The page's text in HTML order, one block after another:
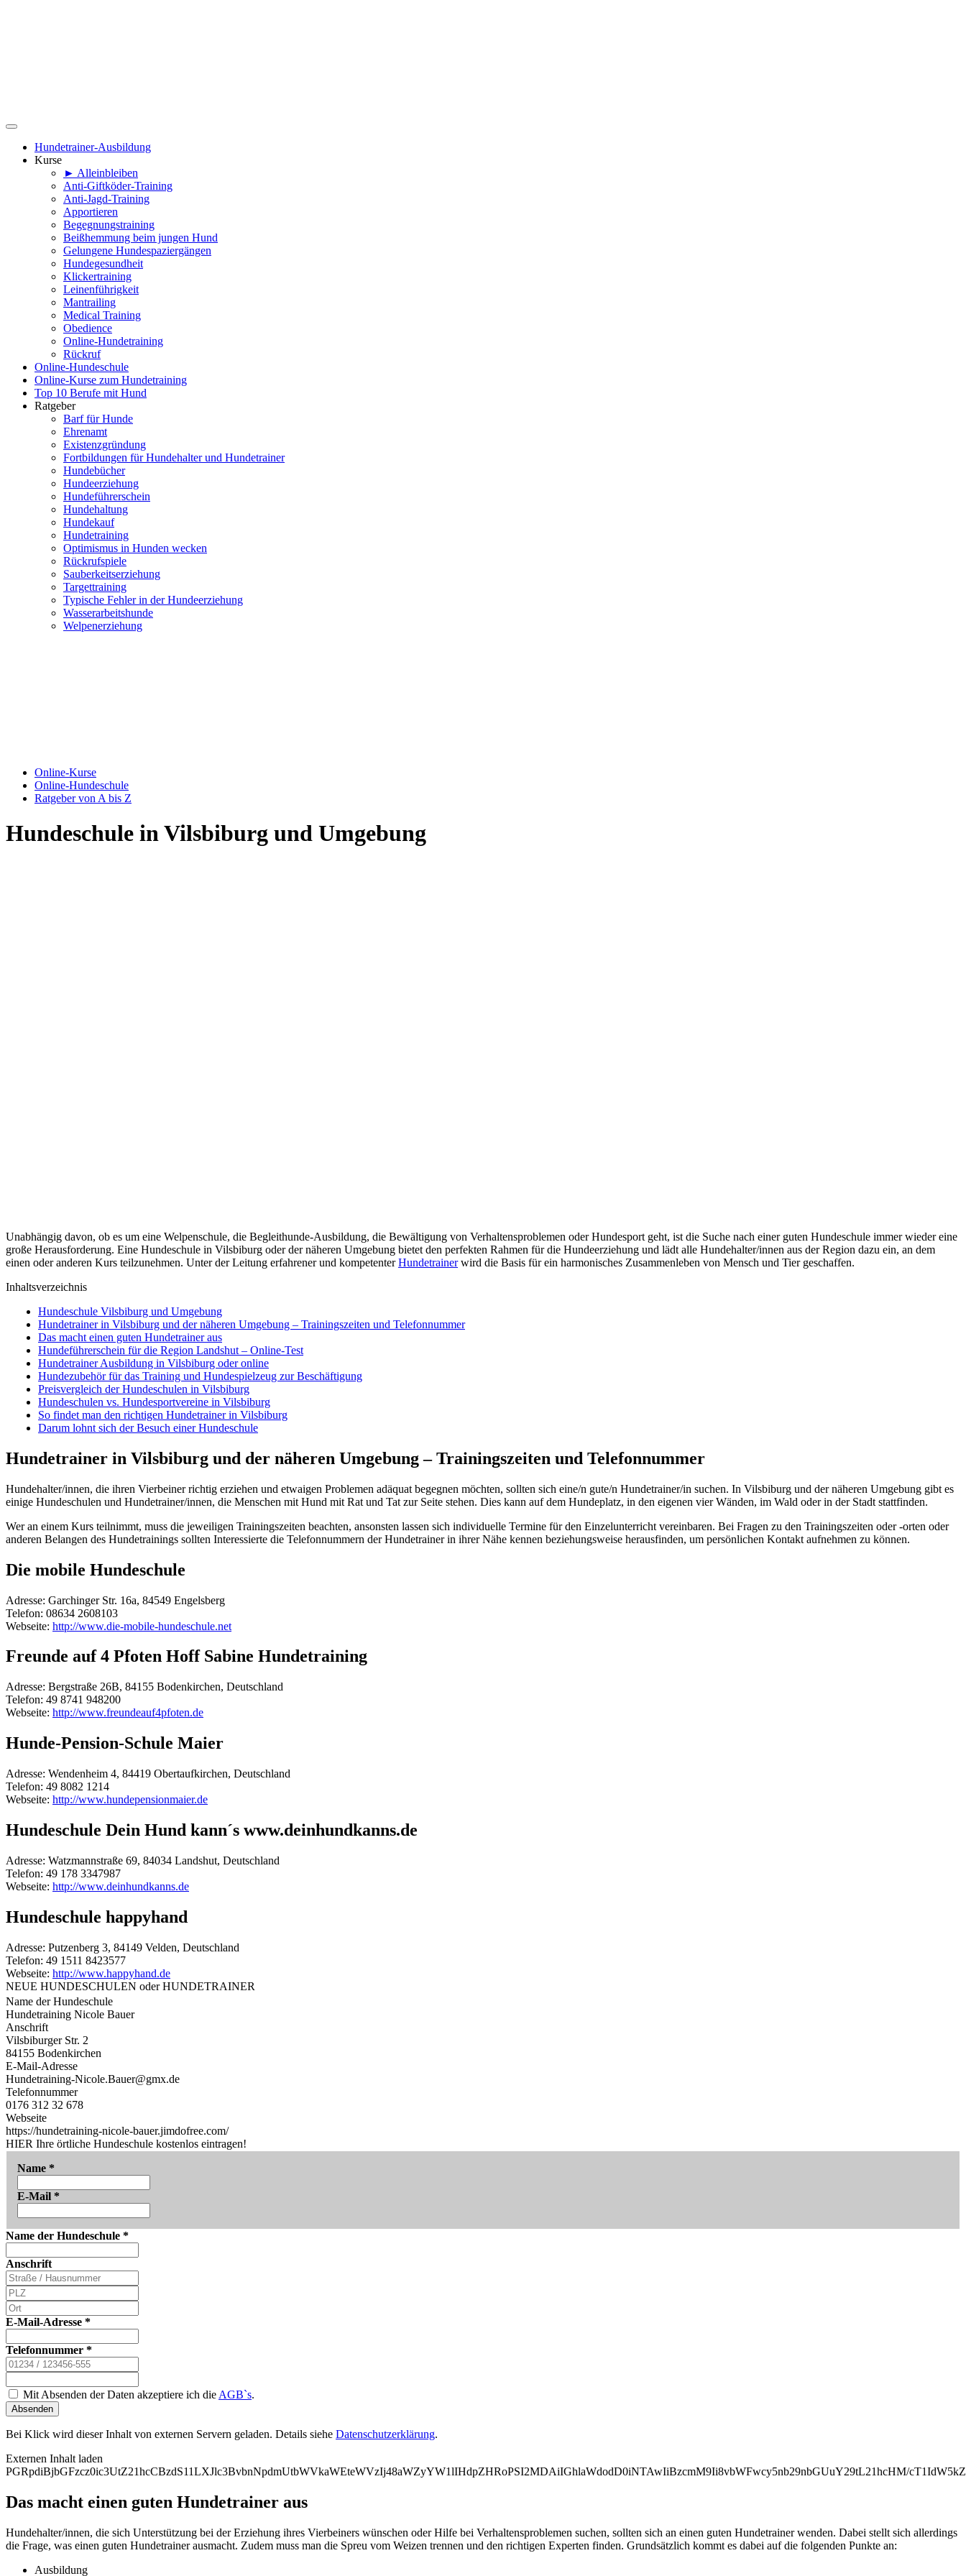
Hundetrainer-Ausbildung
Kurse
► Alleinbleiben
Anti-Giftköder-Training
Anti-Jagd-Training
Apportieren
Begegnungstraining
Beißhemmung beim jungen Hund
Gelungene Hundespaziergängen
Hundegesundheit
Klickertraining
Leinenführigkeit
Mantrailing
Medical Training
Obedience
Online-Hundetraining
Rückruf
Online-Hundeschule
Online-Kurse zum Hundetraining
Top 10 Berufe mit Hund
Ratgeber
Barf für Hunde
Ehrenamt
Existenzgründung
Fortbildungen für Hundehalter und Hundetrainer
Hundebücher
Hundeerziehung
Hundeführerschein
Hundehaltung
Hundekauf
Hundetraining
Optimismus in Hunden wecken
Rückrufspiele
Sauberkeitserziehung
Targettraining
Typische Fehler in der Hundeerziehung
Wasserarbeitshunde
Welpenerziehung
Online-Kurse
Online-Hundeschule
Ratgeber von A bis Z
Hundeschule in Vilsbiburg und Umgebung
Unabhängig davon, ob es um eine Welpenschule, die Begleithunde-Ausbildung, die Bewältigung von Verhaltensproblemen oder Hundesport geht, ist die Suche nach einer guten Hundeschule immer wieder eine
große Herausforderung. Eine Hundeschule in Vilsbiburg oder der näheren Umgebung bietet den perfekten Rahmen für die Hundeerziehung und lädt alle Hundehalter/innen aus der Region dazu ein, an dem
einen oder anderen Kurs teilzunehmen. Unter der Leitung erfahrener und kompetenterHundetrainerwird die Basis für ein harmonisches Zusammenleben von Mensch und Tier geschaffen.
Inhaltsverzeichnis
Hundeschule Vilsbiburg und Umgebung
Hundetrainer in Vilsbiburg und der näheren Umgebung – Trainingszeiten und Telefonnummer
Das macht einen guten Hundetrainer aus
Hundeführerschein für die Region Landshut – Online-Test
Hundetrainer Ausbildung in Vilsbiburg oder online
Hundezubehör für das Training und Hundespielzeug zur Beschäftigung
Preisvergleich der Hundeschulen in Vilsbiburg
Hundeschulen vs. Hundesportvereine in Vilsbiburg
So findet man den richtigen Hundetrainer in Vilsbiburg
Darum lohnt sich der Besuch einer Hundeschule
Hundetrainer in Vilsbiburg und der näheren Umgebung – Trainingszeiten und Telefonnummer
Hundehalter/innen, die ihren Vierbeiner richtig erziehen und etwaigen Problemen adäquat begegnen möchten, sollten sich eine/n gute/n Hundetrainer/in suchen. In Vilsbiburg und der näheren Umgebung gibt es
einige Hundeschulen und Hundetrainer/innen, die Menschen mit Hund mit Rat und Tat zur Seite stehen. Dies kann auf dem Hundeplatz, in den eigenen vier Wänden, im Wald oder in der Stadt stattfinden.
Wer an einem Kurs teilnimmt, muss die jeweiligen Trainingszeiten beachten, ansonsten lassen sich individuelle Termine für den Einzelunterricht vereinbaren. Bei Fragen zu den Trainingszeiten oder -orten oder
anderen Belangen des Hundetrainings sollten Interessierte die Telefonnummern der Hundetrainer in ihrer Nähe kennen beziehungsweise herausfinden, um persönlichen Kontakt aufnehmen zu können.
Die mobile Hundeschule
Adresse: Garchinger Str. 16a, 84549 Engelsberg
Telefon: 08634 2608103
Webseite: http://www.die-mobile-hundeschule.net
Freunde auf 4 Pfoten Hoff Sabine Hundetraining
Adresse: Bergstraße 26B, 84155 Bodenkirchen, Deutschland
Telefon: 49 8741 948200
Webseite: http://www.freundeauf4pfoten.de
Hunde-Pension-Schule Maier
Adresse: Wendenheim 4, 84419 Obertaufkirchen, Deutschland
Telefon: 49 8082 1214
Webseite: http://www.hundepensionmaier.de
Hundeschule Dein Hund kann´s www.deinhundkanns.de
Adresse: Watzmannstraße 69, 84034 Landshut, Deutschland
Telefon: 49 178 3347987
Webseite: http://www.deinhundkanns.de
Hundeschule happyhand
Adresse: Putzenberg 3, 84149 Velden, Deutschland
Telefon: 49 1511 8423577
Webseite: http://www.happyhand.de
NEUE HUNDESCHULEN oder HUNDETRAINER
Name der Hundeschule
Hundetraining Nicole Bauer
Anschrift
Vilsbiburger Str. 2
84155 Bodenkirchen
E-Mail-Adresse
Hundetraining-Nicole.Bauer@gmx.de
Telefonnummer
0176 312 32 678
Webseite
https://hundetraining-nicole-bauer.jimdofree.com/
HIER Ihre örtliche Hundeschule kostenlos eintragen!
Name *
E-Mail *
Name der Hundeschule *
Anschrift
E-Mail-Adresse *
Telefonnummer *
Mit Absenden der Daten akzeptiere ich die AGB`s.
Absenden
Bei Klick wird dieser Inhalt von externen Servern geladen. Details siehe Datenschutzerklärung.
Externen Inhalt laden
PGRpdiBjbGFzcz0ic3UtZ21hcCBzdS11LXJlc3BvbnNpdmUtbWVkaWEteWVzIj48aWZyYW1lIHdpZHRoPSI2MDAiIGhlaWdodD0iNTAwIiBzcmM9Ii8vbWFwcy5nb29nbGUuY29tL21hcHM/
Das macht einen guten Hundetrainer aus
Hundehalter/innen, die sich Unterstützung bei der Erziehung ihres Vierbeiners wünschen oder Hilfe bei Verhaltensproblemen suchen, sollten sich an einen guten Hundetrainer wenden. Dabei stellt sich allerdings
die Frage, was einen guten Hundetrainer ausmacht. Zudem muss man die Spreu vom Weizen trennen und den richtigen Experten finden. Grundsätzlich kommt es dabei auf die folgenden Punkte an:
Ausbildung